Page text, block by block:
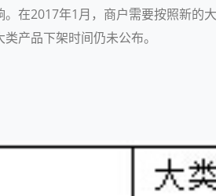
在2017年1月，商户需要按照新的
产品下架时间仍未公布。